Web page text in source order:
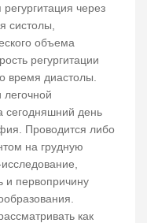
через
систолы,
объема
регургитации
время диастолы.
легочной
сегодняшний день
Проводится либо
на грудную
и первопричину
как